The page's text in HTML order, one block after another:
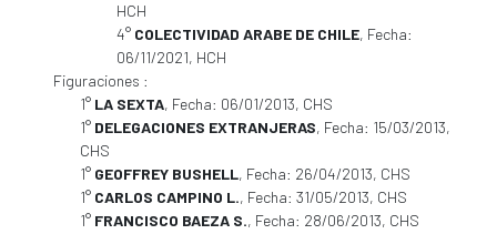
HCH
4° COLECTIVIDAD ARABE DE CHILE, Fecha:
06/11/2021, HCH
Figuraciones :
1° LA SEXTA, Fecha: 06/01/2013, CHS
1° DELEGACIONES EXTRANJERAS, Fecha: 15/03/2013,
CHS
1° GEOFFREY BUSHELL, Fecha: 26/04/2013, CHS
1° CARLOS CAMPINO L., Fecha: 31/05/2013, CHS
1° FRANCISCO BAEZA S., Fecha: 28/06/2013, CHS